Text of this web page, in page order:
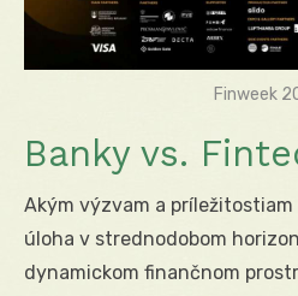
Finweek
Banky vs.
Akým výzvam a
úloha v strednodobom
dynamickom finančnom